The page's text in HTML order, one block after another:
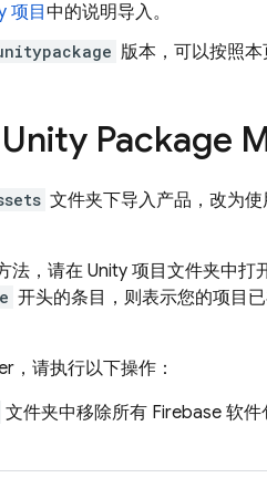
项目 中的说明导入。
版本，可以按照本
Package
文件夹下导入产品，改为
法，请在 Unity 项目文件夹中打
开头的条目，则表示您的项目
，请执行以下操作：
文件夹中移除所有 Firebase 软